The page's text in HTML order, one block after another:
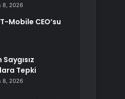
8, 2026
Mobile CEO’su
Tepki
8, 2026